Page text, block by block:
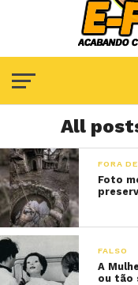
All
FORA
Foto
FALSO
A
ou tão